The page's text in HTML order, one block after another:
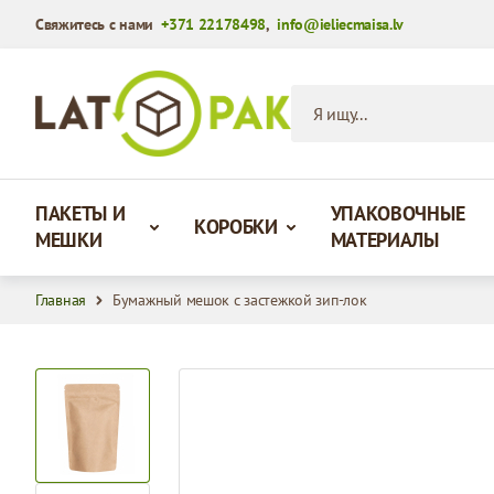
Свяжитесь с нами+371 22178498,info@ieliecmaisa.lv
ПАКЕТЫ И
МЕШКИ
КОРОБКИ
УПАКОВОЧНЫЕ
МАТЕРИАЛЫ
Главная Бумажный мешок с застежкой зип-лок
View larger image